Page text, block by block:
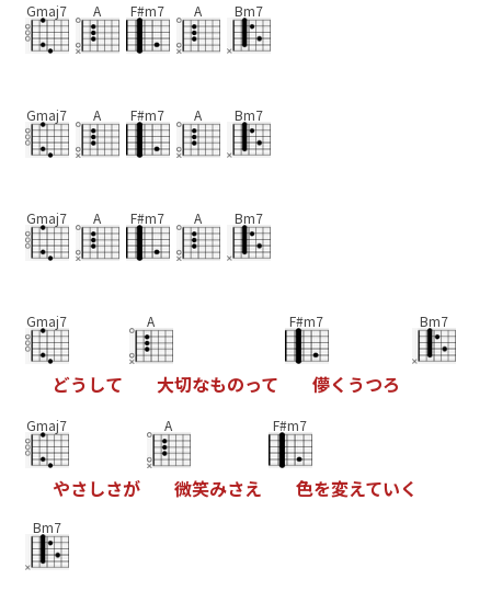
Gmaj7 A F#m7 A Bm7
Gmaj7 A F#m7 A Bm7
Gmaj7 A F#m7 A Bm7
Gmaj7
どう して
A
大切なものって
F#m7
儚く うつろ
Bm7
Gmaj7
やさしさが
A
微笑みさえ
F#m7
色を変えていく
Bm7